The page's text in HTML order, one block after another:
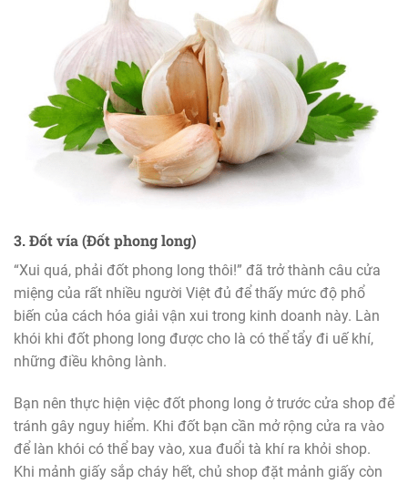
3. Đốt vía (Đốt phong long)
“Xui quá, phải đốt phong long thôi!” đã trở thành câu cửa
miệng của rất nhiều người Việt đủ để thấy mức độ phổ
biến của cách hóa giải vận xui trong kinh doanh này. Làn
khói khi đốt phong long được cho là có thể tẩy đi uế khí,
những điều không lành.
Bạn nên thực hiện việc đốt phong long ở trước cửa shop để
tránh gây nguy hiểm. Khi đốt bạn cần mở rộng cửa ra vào
để làn khói có thể bay vào, xua đuổi tà khí ra khỏi shop.
Khi mảnh giấy sắp cháy hết, chủ shop đặt mảnh giấy còn